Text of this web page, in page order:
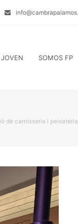
SOMOS FP
de carnisseria i